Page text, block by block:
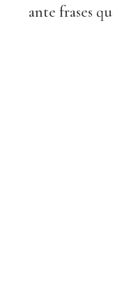
ante frases